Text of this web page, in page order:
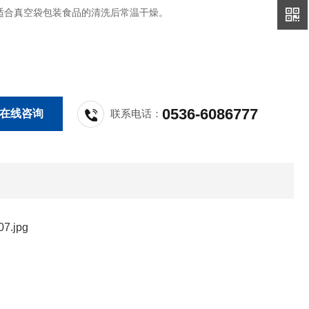
真空袋包装食品的清洗后常温干燥。
线咨询 联系电话：0536-6086777